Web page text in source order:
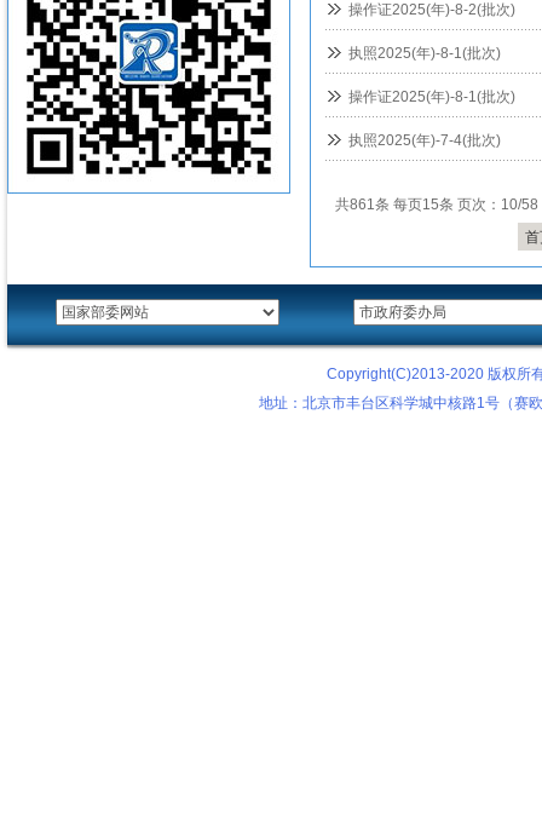
操作证2025(年)-8-2(批次)
执照2025(年)-8-1(批次)
操作证2025(年)-8-1(批次)
执照2025(年)-7-4(批次)
共861条 每页15条 页次：10/58
Copyright(C)2013-2020 版权所
地址：北京市丰台区科学城中核路1号（赛